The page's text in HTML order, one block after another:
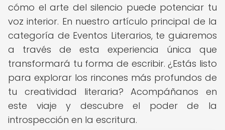
cómo el arte del silencio puede potenciar tu
voz interior. En nuestro artículo principal de la
categoría de Eventos Literarios, te guiaremos
a través de esta experiencia única que
transformará tu forma de escribir. ¿Estás listo
para explorar los rincones más profundos de
tu creatividad literaria? Acompáñanos en
este viaje y descubre el poder de la
introspección en la escritura.